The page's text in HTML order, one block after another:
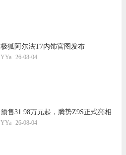
极狐阿尔法T7内饰官图发布
YYa 26-08-04
预售31.98万元起，腾势Z9S正式亮相
YYa 26-08-04